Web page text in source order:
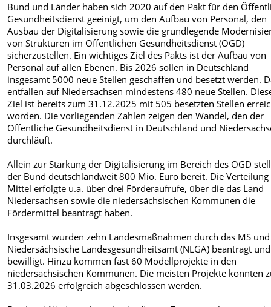
Bund und Länder haben sich 2020 auf den Pakt für den
Gesundheitsdienst geeinigt, um den Aufbau von Personal, den
Ausbau der Digitalisierung sowie die grundlegende
von Strukturen im Öffentlichen Gesundheitsdienst (ÖGD)
sicherzustellen. Ein wichtiges Ziel des Pakts ist der Aufbau von
Personal auf allen Ebenen. Bis 2026 sollen in Deutschland
insgesamt 5000 neue Stellen geschaffen und besetzt werden.
entfallen auf Niedersachsen mindestens 480 neue Stellen.
Ziel ist bereits zum 31.12.2025 mit 505 besetzten Stellen
worden. Die vorliegenden Zahlen zeigen den Wandel, den der
Öffentliche Gesundheitsdienst in Deutschland und
durchläuft.
Allein zur Stärkung der Digitalisierung im Bereich des ÖGD
der Bund deutschlandweit 800 Mio. Euro bereit. Die
Mittel erfolgte u.a. über drei Förderaufrufe, über die das Land
Niedersachsen sowie die niedersächsischen Kommunen die
Fördermittel beantragt haben.
Insgesamt wurden zehn Landesmaßnahmen durch das MS
Niedersächsische Landesgesundheitsamt (NLGA) beantragt und
bewilligt. Hinzu kommen fast 60 Modellprojekte in den
niedersächsischen Kommunen. Die meisten Projekte konnten
31.03.2026 erfolgreich abgeschlossen werden.